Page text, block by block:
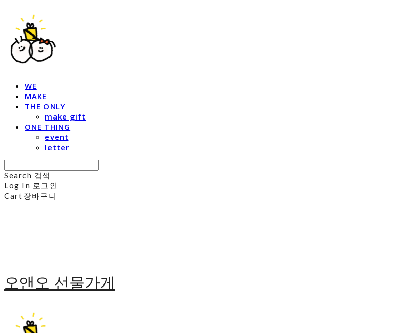
WE
MAKE
THE ONLY
make gift
ONE THING
event
letter
Search 검색
Log In 로그인
Cart 장바구니
오앤오 선물가게